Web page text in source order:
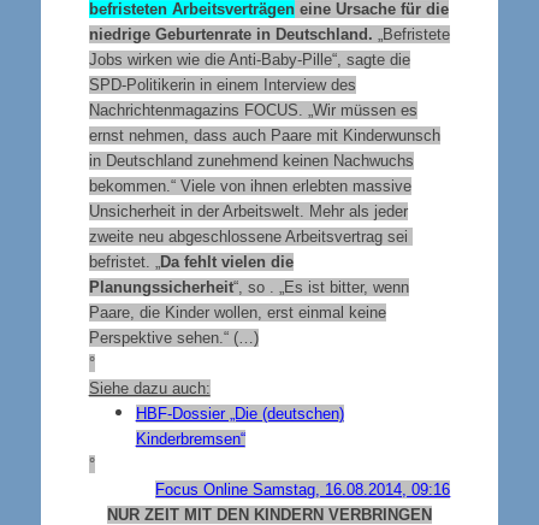
befristeten Arbeitsverträgeneine Ursache für die
niedrige Geburtenrate in Deutschland. „Befristete
Jobs wirken wie die Anti-Baby-Pille“, sagte die
SPD-Politikerin in einem Interview des
Nachrichtenmagazins FOCUS. „Wir müssen es
ernst nehmen, dass auch Paare mit Kinderwunsch
in Deutschland zunehmend keinen Nachwuchs
bekommen.“ Viele von ihnen erlebten massive
Unsicherheit in der Arbeitswelt. Mehr als jeder
zweite neu abgeschlossene Arbeitsvertrag sei
befristet. „ Da fehlt vielen die
Planungssicherheit“, so . „Es ist bitter, wenn
Paare, die Kinder wollen, erst einmal keine
Perspektive sehen.“ (…)
°
Siehe dazu auch:
HBF-Dossier „Die (deutschen)
Kinderbremsen“
°
Focus Online Samstag, 16.08.2014, 09:16
NUR ZEIT MIT DEN KINDERN VERBRINGEN